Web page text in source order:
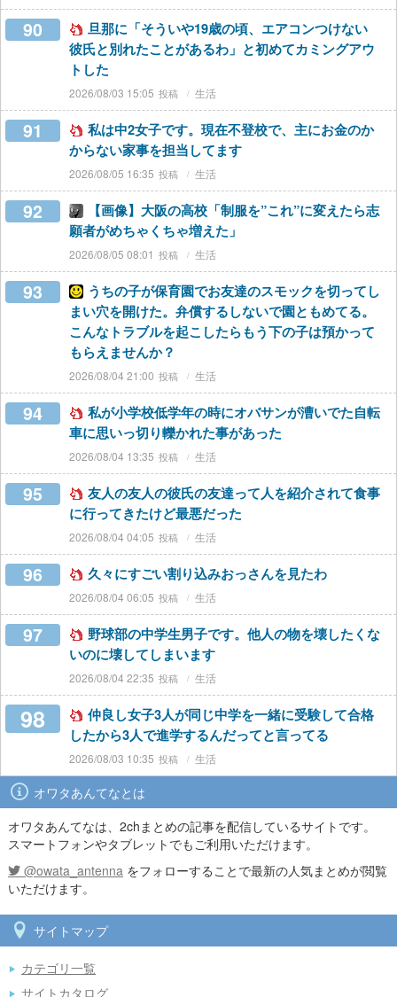
90
旦那に「そういや19歳の頃、エアコンつけない
彼氏と別れたことがあるわ」と初めてカミングアウ
トした
2026/08/03 15:05 生活
91
私は中2女子です。現在不登校で、主にお金のか
からない家事を担当してます
2026/08/05 16:35 生活
92
【画像】大阪の高校「制服を”これ”に変えたら志
願者がめちゃくちゃ増えた」
2026/08/05 08:01 生活
93
うちの子が保育園でお友達のスモックを切ってし
まい穴を開けた。弁償するしないで園ともめてる。
こんなトラブルを起こしたらもう下の子は預かって
もらえませんか？
2026/08/04 21:00 生活
94
私が小学校低学年の時にオバサンが漕いでた自転
車に思いっ切り轢かれた事があった
2026/08/04 13:35 生活
95
友人の友人の彼氏の友達って人を紹介されて食事
に行ってきたけど最悪だった
2026/08/04 04:05 生活
96 久々にすごい割り込みおっさんを見たわ
2026/08/04 06:05 生活
97
野球部の中学生男子です。他人の物を壊したくな
いのに壊してしまいます
2026/08/04 22:35 生活
98
仲良し女子3人が同じ中学を一緒に受験して合格
したから3人で進学するんだってと言ってる
2026/08/03 10:35 生活
オワタあんてなとは
オワタあんてなは、2chまとめの記事を配信しているサイトです。
スマートフォンやタブレットでもご利用いただけます。
@owata_antenna をフォローすることで最新の人気まとめが閲覧
いただけます。
サイトマップ
カテゴリ一覧
サイトカタログ